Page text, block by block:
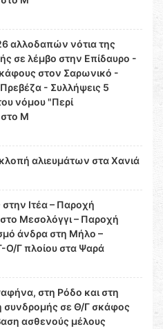
αλλοδαπών νότια της
σε λέμβο στην Επίδαυρο -
στον Σαρωνικό -
- Συλλήψεις 5
νόμου "Περί
Μ
αλιευμάτων στα Χανιά
Ιτέα – Παροχή
Μεσολόγγι – Παροχή
άνδρα στη Μήλο –
Ο/Γ πλοίου στα Ψαρά
στη Ρόδο και στη
συνδρομής σε Θ/Γ σκάφος
ασθενούς μέλους